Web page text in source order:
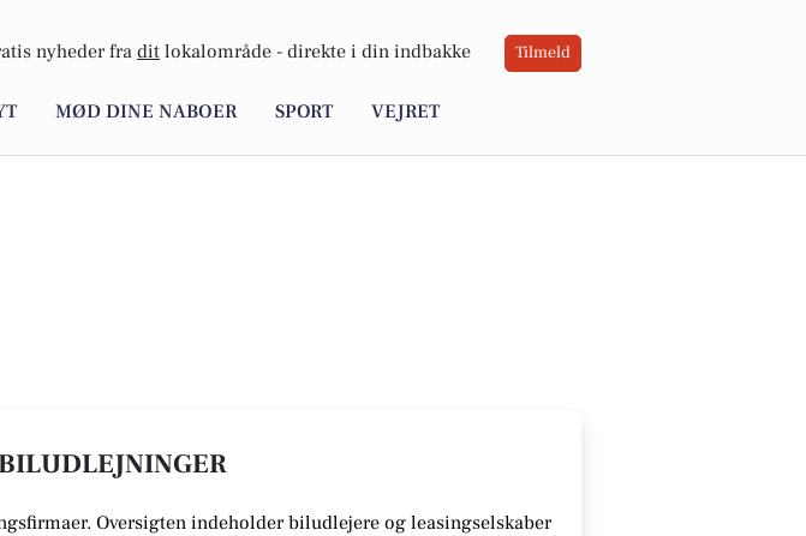
nyheder fra dit lokalområde - direkte i din indbakke Tilmeld
MØD DINE NABOER SPORT VEJRET
Oversigten indeholder biludlejere og leasingselskaber